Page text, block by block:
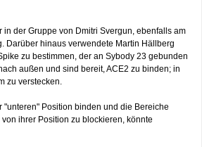
der Gruppe von Dmitri Svergun, ebenfalls am
Darüber hinaus verwendete Martin Hällberg
zu bestimmen, der an Sybody 23 gebunden
außen und sind bereit, ACE2 zu binden; in
zu verstecken.
Position binden und die Bereiche
ihrer Position zu blockieren, könnte